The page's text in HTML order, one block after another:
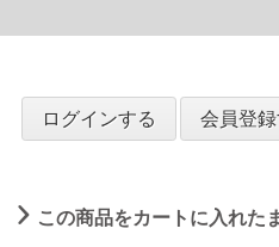
ログインする 会員登
この商品をカートに入れた